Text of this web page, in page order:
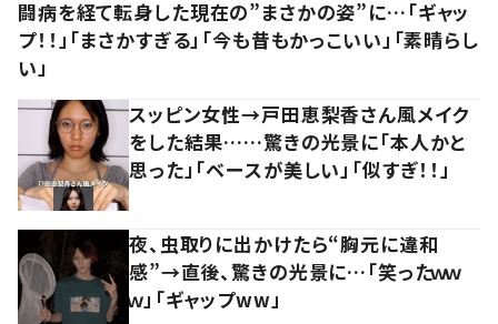
闘病を経て転身した現在の”まさかの姿”に…「ギャッ
プ！！」「まさかすぎる」「今も昔もかっこいい」「素晴らし
い」
スッピン女性→戸田恵梨香さん風メイク
をした結果……驚きの光景に「本人かと
思った」「ベースが美しい」「似すぎ！！」
夜、虫取りに出かけたら“胸元に違和
感”→直後、驚きの光景に…「笑ったｗｗ
ｗ」「ギャップww」